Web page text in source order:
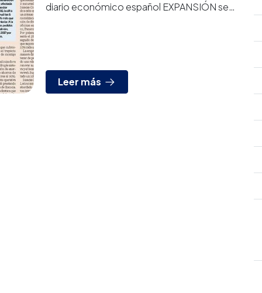
diario económico español EXPANSIÓN se
Leer más